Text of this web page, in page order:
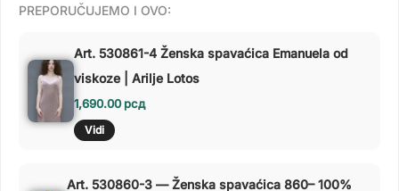
PREPORUČUJEMO I OVO:
Art. 530861-4 Ženska spavaćica Emanuela od
viskoze | Arilje Lotos
1,690.00рсд
Vidi
Art. 530860-3 — Ženska spavaćica 860– 100%